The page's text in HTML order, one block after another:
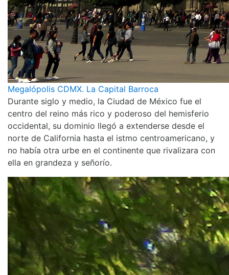
Megalópolis CDMX. La Capital Barroca
Durante siglo y medio, la Ciudad de México fue el
centro del reino más rico y poderoso del hemisferio
occidental, su dominio llegó a extenderse desde el
norte de California hasta el istmo centroamericano, y
no había otra urbe en el continente que rivalizara con
ella en grandeza y señorío.